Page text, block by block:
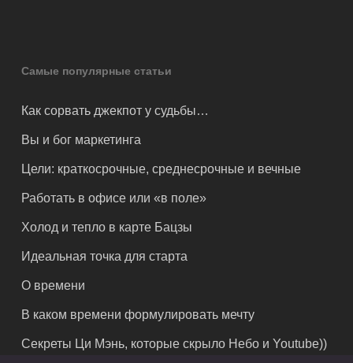
Самые популярные статьи
Как сорвать джекпот у судьбы…
Вы и бог маркетинга
Цели: краткосрочные, среднесрочные и вечные
Работать в офисе или «в поле»
Холод и тепло в карте Бацзы
Идеальная точка для старта
О времени
В каком времени формулировать мечту
Секреты Ци Мэнь, которые скрыло Небо и Youtube))